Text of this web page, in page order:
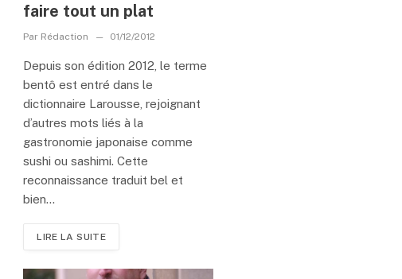
faire tout un plat
Par Rédaction 01/12/2012
Depuis son édition 2012, le terme
bentô est entré dans le
dictionnaire Larousse, rejoignant
d’autres mots liés à la
gastronomie japonaise comme
sushi ou sashimi. Cette
reconnaissance traduit bel et
bien...
LIRE LA SUITE